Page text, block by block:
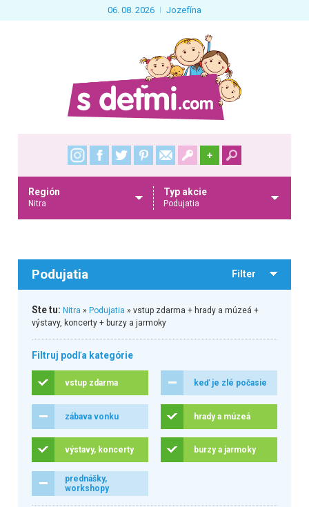
06. 08. 2026 Jozefína
+
Región
Nitra
Typ akcie
Podujatia
Podujatia Filter
Ste tu: Nitra » Podujatia » vstup zdarma + hrady a múzeá +
výstavy, koncerty + burzy a jarmoky
Filtruj podľa kategórie
vstup zdarma keď je zlé počasie
zábava vonku hrady a múzeá
výstavy, koncerty burzy a jarmoky
prednášky,
workshopy